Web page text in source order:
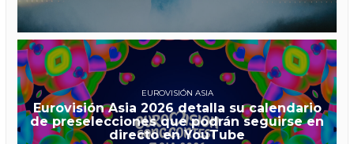
EUROVISIÓN ASIA
Eurovisión Asia 2026 detalla su calendario
de preselecciones que podrán seguirse en
directo en YouTube